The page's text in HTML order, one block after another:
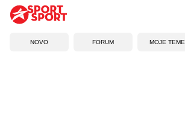
NOVO FORUM MOJE TEME